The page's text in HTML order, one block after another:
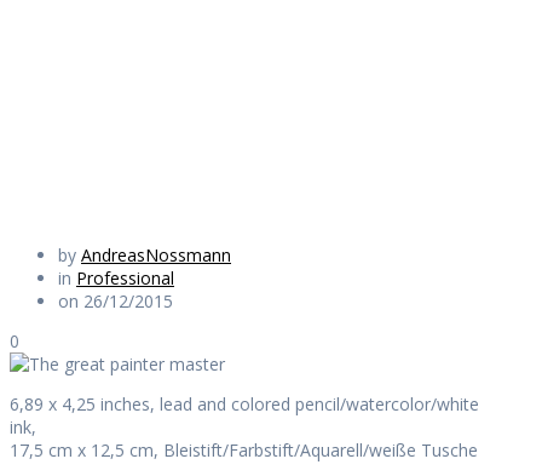
by AndreasNossmann
in Professional
on 26/12/2015
0
6,89 x 4,25 inches, lead and colored pencil/watercolor/white
ink,
17,5 cm x 12,5 cm, Bleistift/Farbstift/Aquarell/weiße Tusche